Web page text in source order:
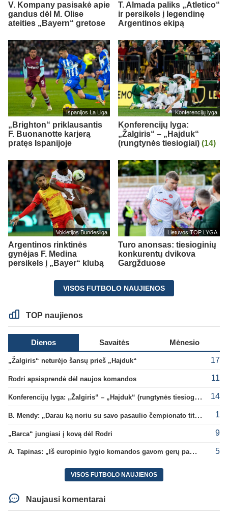
V. Kompany pasisakė apie
gandus dėl M. Olise
ateities „Bayern“ gretose
T. Almada paliks „Atletico“
ir persikels į legendinę
Argentinos ekipą
Ispanijos La Liga
„Brighton“ priklausantis
F. Buonanotte karjerą
pratęs Ispanijoje
Konferencijų lyga
Konferencijų lyga:
„Žalgiris“ – „Hajduk“
(rungtynės tiesiogiai) (14)
Vokietijos Bundesliga
Argentinos rinktinės
gynėjas F. Medina
persikels į „Bayer“ klubą
Lietuvos TOP LYGA
Turo anonsas: tiesioginių
konkurentų dvikova
Gargžduose
VISOS FUTBOLO NAUJIENOS
TOP naujienos
Dienos Savaitės Mėnesio
„Žalgiris“ neturėjo šansų prieš „Hajduk“ 17
Rodri apsisprendė dėl naujos komandos 11
Konferencijų lyga: „Žalgiris“ – „Hajduk“ (rungtynės tiesiogiai) 14
B. Mendy: „Darau ką noriu su savo pasaulio čempionato titulu“ 1
„Barca“ jungiasi į kovą dėl Rodri 9
A. Tapinas: „Iš europinio lygio komandos gavom gerų pamokų“ 5
VISOS FUTBOLO NAUJIENOS
Naujausi komentarai